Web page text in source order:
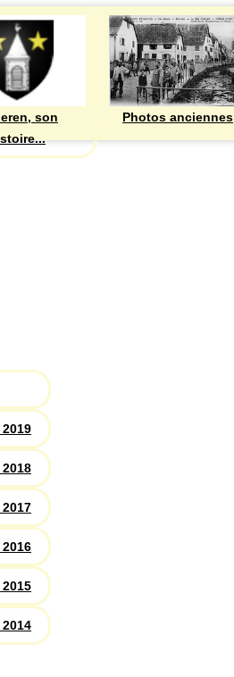
son
Photos anciennes